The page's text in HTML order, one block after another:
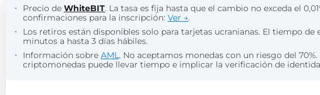
Precio de WhiteBIT. La tasa es fija hasta que el cambio no exceda el
confirmaciones para la inscripción: Ver →.
Los retiros están disponibles solo para tarjetas ucranianas. El tiempo de
minutos a hasta 3 días hábiles.
Información sobre AML. No aceptamos monedas con un riesgo del
criptomonedas puede llevar tiempo e implicar la verificación de